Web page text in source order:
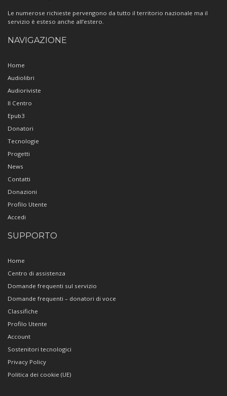
Le numerose richieste pervengono da tutto il territorio nazionale ma il
servizio è esteso anche all’estero.
NAVIGAZIONE
Home
Audiolibri
Audioriviste
Il Centro
Epub3
Donatori
Tecnologie
Progetti
News
Contatti
Donazioni
Profilo Utente
Accedi
SUPPORTO
Home
Centro di assistenza
Domande frequenti sul servizio
Domande frequenti – donatori di voce
Classifiche
Profilo Utente
Account
Sostenitori tecnologici
Privacy Policy
Politica dei cookie (UE)